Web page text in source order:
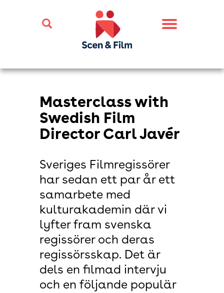
Toggle
Masterclass with
Swedish Film
Director Carl Javér
Sveriges Filmregissörer
har sedan ett par år ett
samarbete med
kulturakademin där vi
lyfter fram svenska
regissörer och deras
regissörsskap. Det är
dels en filmad intervju
och en följande populär